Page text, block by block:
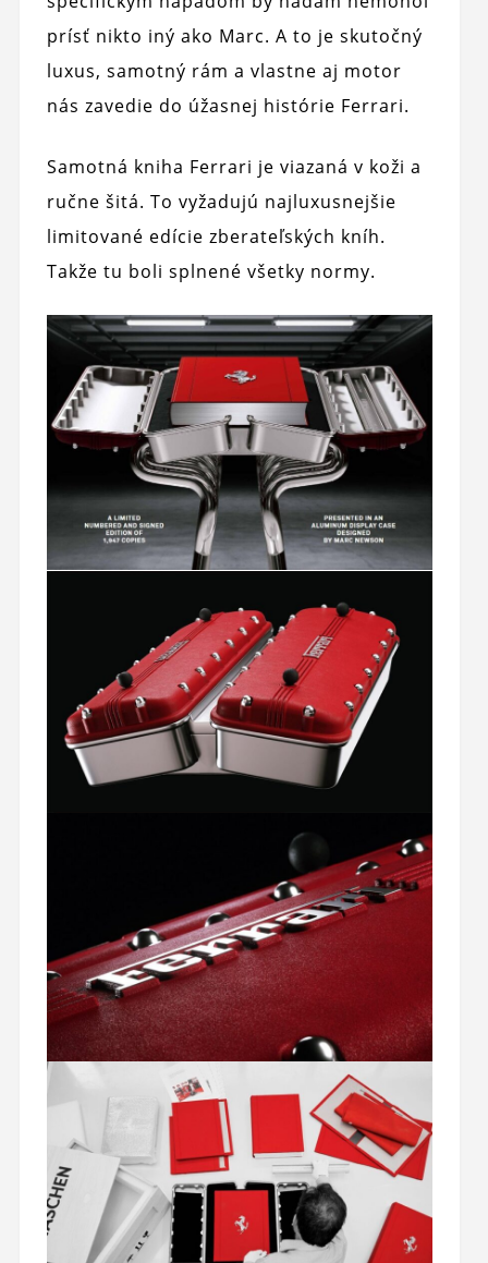
prísť nikto iný ako Marc. A to je skutočný
luxus, samotný rám a vlastne aj motor
nás zavedie do úžasnej histórie Ferrari.
Samotná kniha Ferrari je viazaná v koži a
ručne šitá. To vyžadujú najluxusnejšie
limitované edície zberateľských kníh.
Takže tu boli splnené všetky normy.